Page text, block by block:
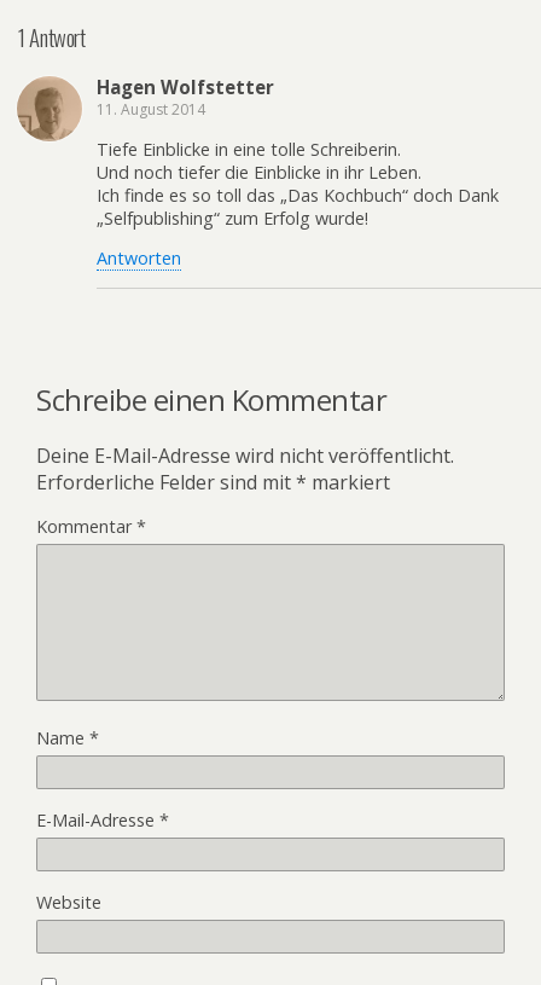
1 Antwort
Hagen Wolfstetter
11. August 2014
Tiefe Einblicke in eine tolle Schreiberin.
Und noch tiefer die Einblicke in ihr Leben.
Ich finde es so toll das „Das Kochbuch“ doch Dank
„Selfpublishing“ zum Erfolg wurde!
Antworten
Schreibe einen Kommentar
Deine E-Mail-Adresse wird nicht veröffentlicht.
Erforderliche Felder sind mit* markiert
Kommentar*
Name *
E-Mail-Adresse *
Website